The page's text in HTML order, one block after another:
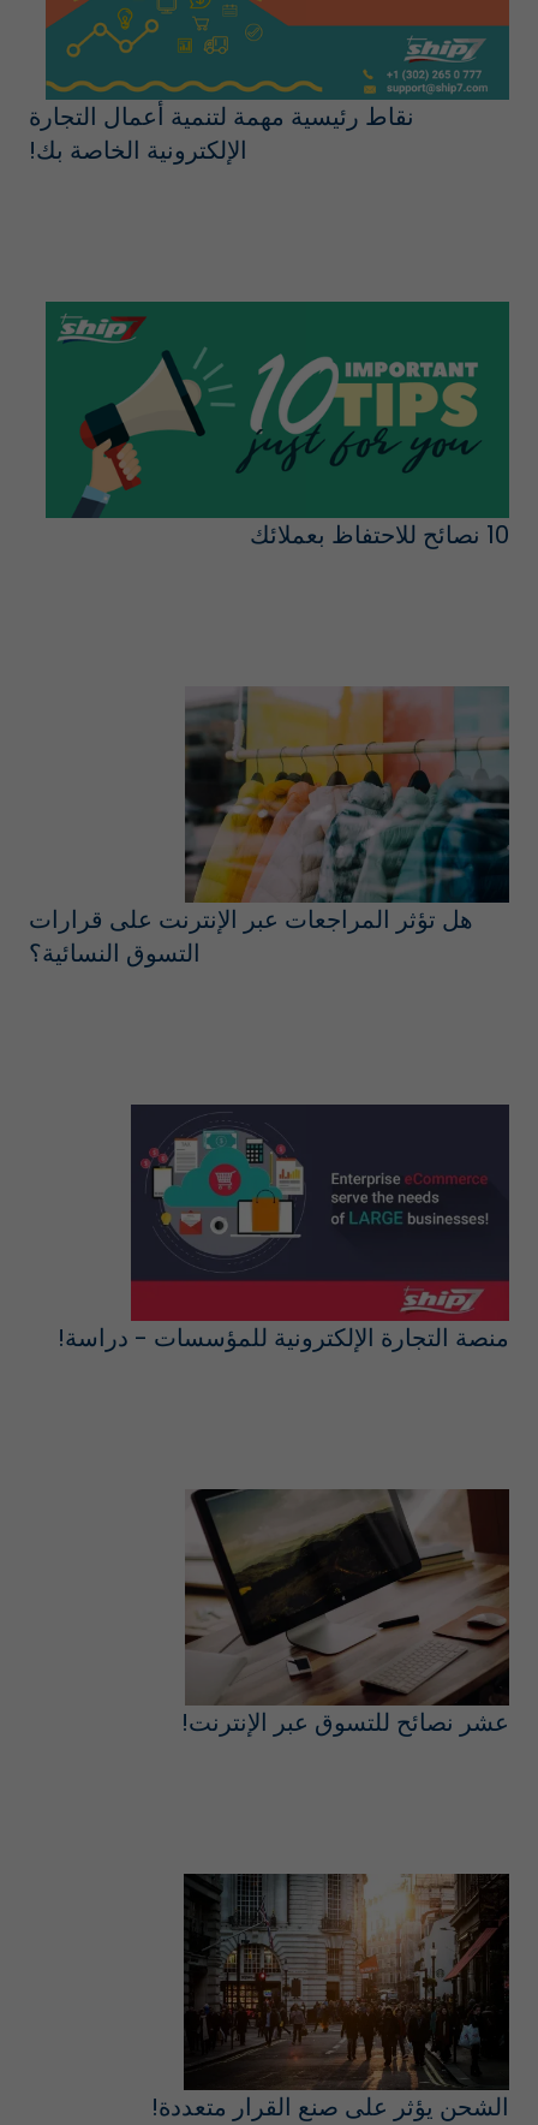
نقاط رئيسية مهمة لتنمية أعمال التجارة
الإلكترونية الخاصة بك!
10 نصائح للاحتفاظ بعملائك
هل تؤثر المراجعات عبر الإنترنت على قرارات
التسوق النسائية؟
منصة التجارة الإلكترونية للمؤسسات - دراسة!
عشر نصائح للتسوق عبر الإنترنت!
الشحن يؤثر على صنع القرار متعددة!